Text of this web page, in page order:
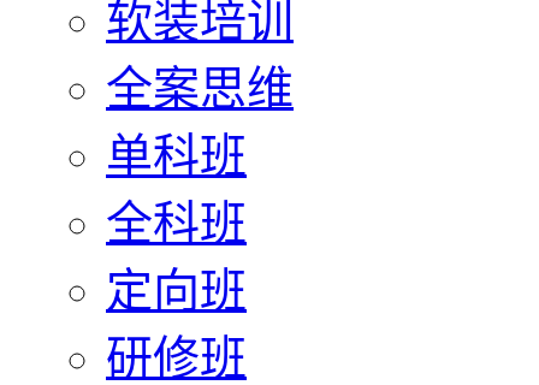
软装培训
全案思维
单科班
全科班
定向班
研修班